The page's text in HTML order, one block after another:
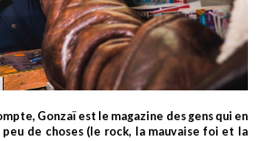
Gonzaï est le magazine des gens qui en
de choses (le rock, la mauvaise foi et la